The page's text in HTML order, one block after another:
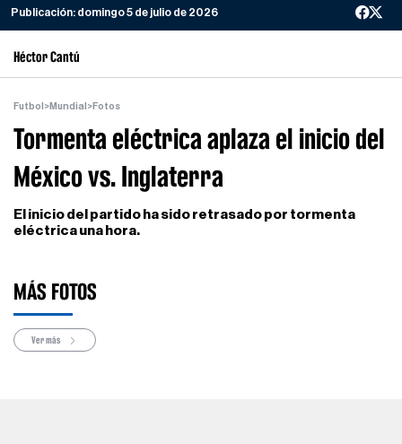
Publicación: domingo 5 de julio de 2026
Héctor Cantú
Futbol >Mundial >Fotos
Tormenta eléctrica aplaza el inicio del
México vs. Inglaterra
El inicio del partido ha sido retrasado por tormenta
eléctrica una hora.
MÁS FOTOS
Ver más